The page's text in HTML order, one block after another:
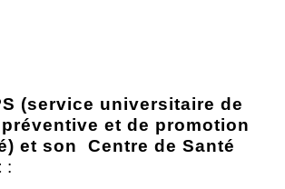
(service universitaire de
et de promotion
et son Centre de Santé
: